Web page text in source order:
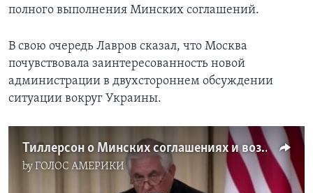
полного выполнения Минских соглашений.
В свою очередь Лавров сказал, что Москва
почувствовала заинтересованность новой
администрации в двухстороннем обсуждении
ситуации вокруг Украины.
Тиллерсон о Минских соглашениях и возможности дополнительных санкций
byГОЛОС АМЕРИКИ